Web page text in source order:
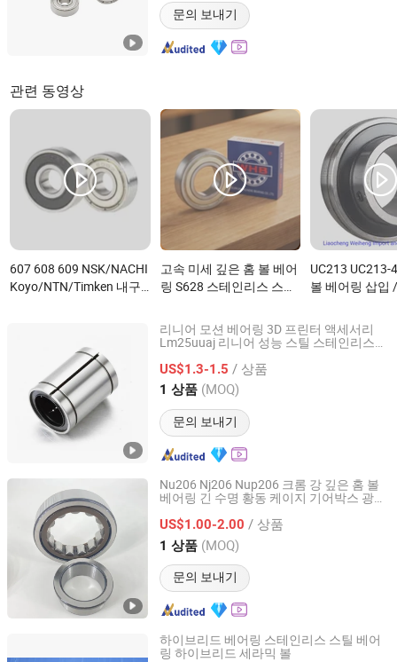
문의 보내기
관련 동영상
607 608 609 NSK/NACHI
Koyo/NTN/Timken 내구
엇인가요?
고속 미세 깊은 홈 볼 베어
링 S628 스테인리스 스틸
6003 6004 6005이(가) 무
엇인가요?
UC213
볼 베어링 삽입
철이(가) 무엇
리니어 모션 베어링 3D 프린터 액세서리
Lm25uuaj 리니어 성능 스틸 스테인리스
US$1.3-1.5 / 상품
1 상품 (MOQ)
문의 보내기
Lishui Dinglong Bearing Co., Ltd.
Zhejiang, China 이후 2025
Nu206 Nj206 Nup206 크롬 강 깊은 홈 볼
베어링 긴 수명 황동 케이지 기어박스 광산
US$1.00-2.00 / 상품
1 상품 (MOQ)
문의 보내기
Bofa Import and Export Co., Ltd.
Hongkong, Hongkong_China
하이브리드 베어링 스테인리스 스틸 베어
링 하이브리드 세라믹 볼